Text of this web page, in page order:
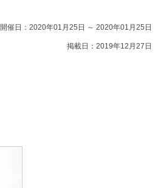
開催日：2020年01月25日 ～ 2020年01月25日
掲載日：2019年12月27日